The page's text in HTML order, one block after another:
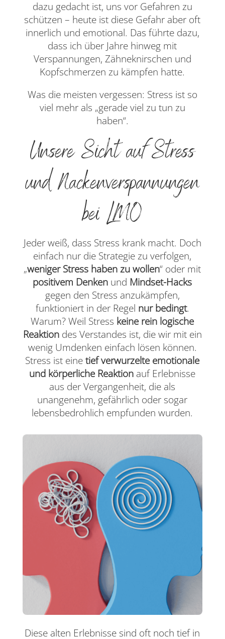
dazu gedacht ist, uns vor Gefahren zu
schützen – heute ist diese Gefahr aber oft
innerlich und emotional. Das führte dazu,
dass ich über Jahre hinweg mit
Verspannungen, Zähneknirschen und
Kopfschmerzen zu kämpfen hatte.
Was die meisten vergessen: Stress ist so
viel mehr als „gerade viel zu tun zu
haben“.
Unsere Sicht auf Stress
und Nackenverspannungen
bei LMO
Jeder weiß, dass Stress krank macht. Doch
einfach nur die Strategie zu verfolgen,
„weniger Stress haben zu wollen“ oder mit
positivem Denken und Mindset-Hacks
gegen den Stress anzukämpfen,
funktioniert in der Regel nur bedingt.
Warum? Weil Stress keine rein logische
Reaktiondes Verstandes ist, die wir mit ein
wenig Umdenken einfach lösen können.
Stress ist einetief verwurzelte emotionale
und körperliche Reaktion auf Erlebnisse
aus der Vergangenheit, die als
unangenehm, gefährlich oder sogar
lebensbedrohlich empfunden wurden.
Diese alten Erlebnisse sind oft noch tief in